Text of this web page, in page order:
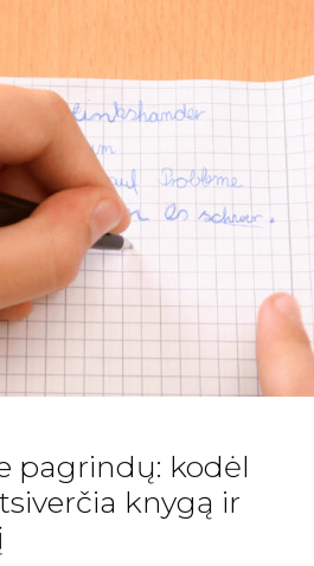
pagrindų: kodėl
knygą ir